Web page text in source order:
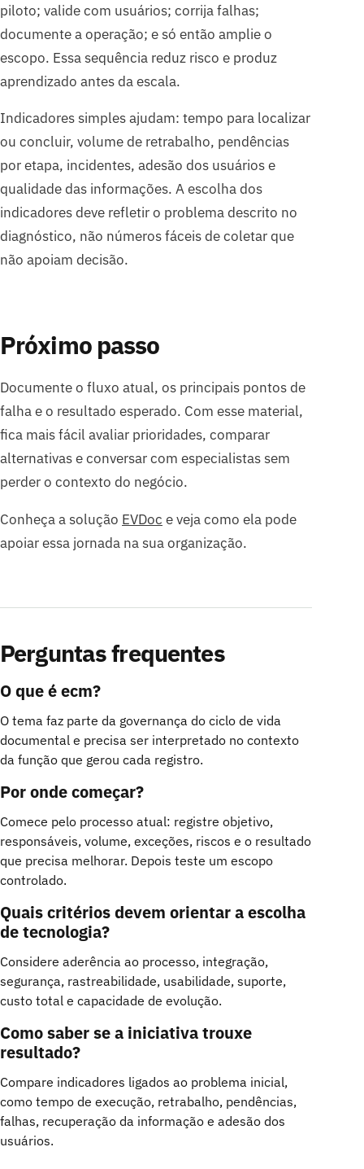
piloto; valide com usuários; corrija falhas;
documente a operação; e só então amplie o
escopo. Essa sequência reduz risco e produz
aprendizado antes da escala.
Indicadores simples ajudam: tempo para localizar
ou concluir, volume de retrabalho, pendências
por etapa, incidentes, adesão dos usuários e
qualidade das informações. A escolha dos
indicadores deve refletir o problema descrito no
diagnóstico, não números fáceis de coletar que
não apoiam decisão.
Próximo passo
Documente o fluxo atual, os principais pontos de
falha e o resultado esperado. Com esse material,
fica mais fácil avaliar prioridades, comparar
alternativas e conversar com especialistas sem
perder o contexto do negócio.
Conheça a solução EVDoc e veja como ela pode
apoiar essa jornada na sua organização.
Perguntas frequentes
O que é ecm?
O tema faz parte da governança do ciclo de vida
documental e precisa ser interpretado no contexto
da função que gerou cada registro.
Por onde começar?
Comece pelo processo atual: registre objetivo,
responsáveis, volume, exceções, riscos e o resultado
que precisa melhorar. Depois teste um escopo
controlado.
Quais critérios devem orientar a escolha
de tecnologia?
Considere aderência ao processo, integração,
segurança, rastreabilidade, usabilidade, suporte,
custo total e capacidade de evolução.
Como saber se a iniciativa trouxe
resultado?
Compare indicadores ligados ao problema inicial,
como tempo de execução, retrabalho, pendências,
falhas, recuperação da informação e adesão dos
usuários.